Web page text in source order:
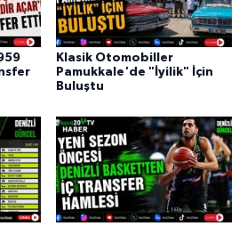
Klasik Otomobiller
Pamukkale'de "İyilik" İçin
Buluştu